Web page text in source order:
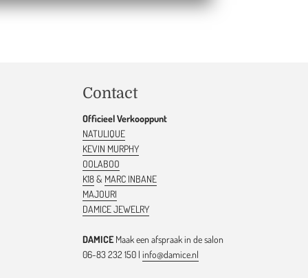
Contact
Officieel Verkooppunt
NATULIQUE
KEVIN MURPHY
OOLABOO
K18& MARC INBANE
MAJOURI
DAMICE JEWELRY
DAMICEMaak een afspraak in de salon
06-83 232 150 | info@damice.nl